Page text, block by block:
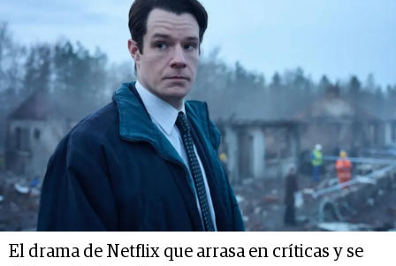
El drama de Netflix que arrasa en críticas y se